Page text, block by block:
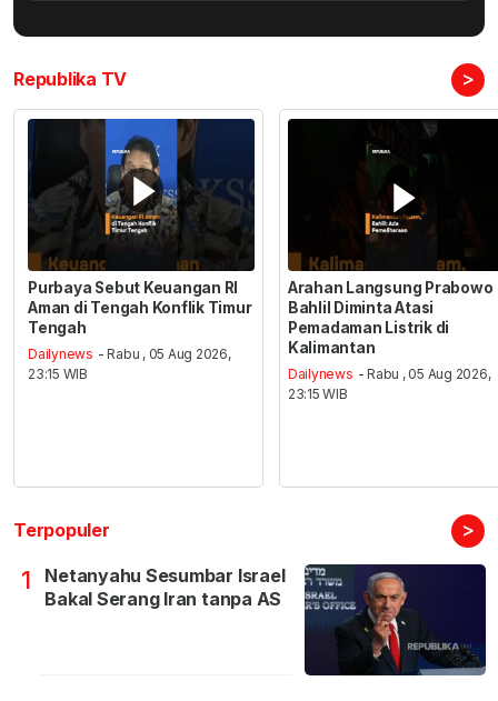
Republika TV >
Purbaya Sebut Keuangan RI
Aman di Tengah Konflik Timur
Tengah
Dailynews - Rabu , 05 Aug 2026,
23:15 WIB
Arahan Langsung Prabowo
Bahlil Diminta Atasi
Pemadaman Listrik di
Kalimantan
Dailynews - Rabu , 05 Aug 2026,
23:15 WIB
Terpopuler >
1
Netanyahu Sesumbar Israel
Bakal Serang Iran tanpa AS